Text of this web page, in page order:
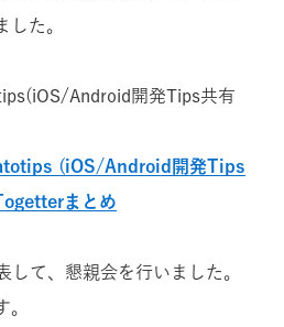
した。
Android開発Tips共有
(iOS/Android開発Tips
まとめ
して、懇親会を行いました。
。